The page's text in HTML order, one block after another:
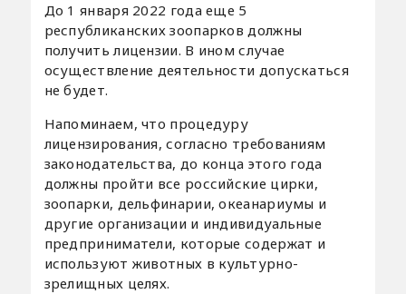
До 1 января 2022 года еще 5
республиканских зоопарков должны
получить лицензии. В ином случае
осуществление деятельности допускаться
не будет.
Напоминаем, что процедуру
лицензирования, согласно требованиям
законодательства, до конца этого года
должны пройти все российские цирки,
зоопарки, дельфинарии, океанариумы и
другие организации и индивидуальные
предприниматели, которые содержат и
используют животных в культурно-
зрелищных целях.